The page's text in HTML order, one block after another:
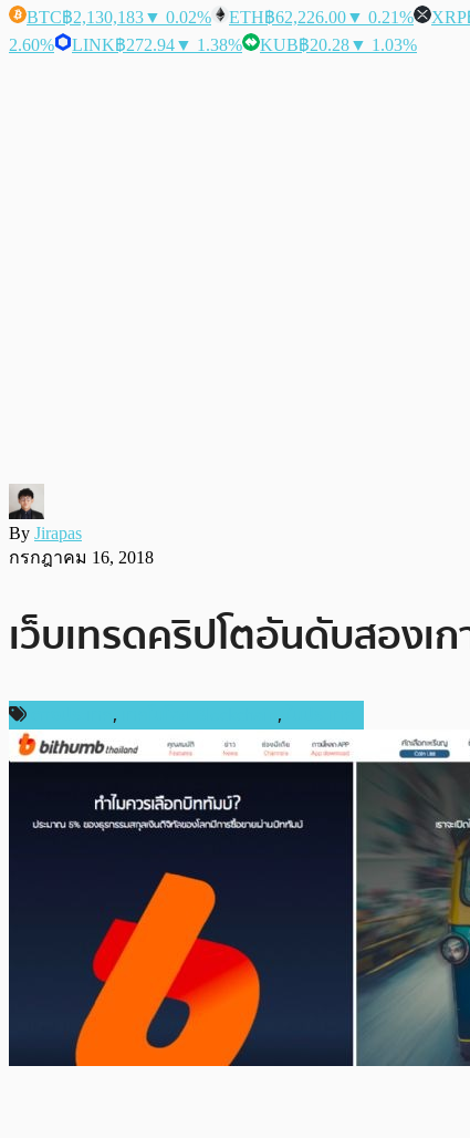
BTC฿2,130,183▼ 0.02% ETH฿62,226.00▼ 0.21% XRP
2.60%
LINK฿272.94▼ 1.38% KUB฿20.28▼ 1.03%
By Jirapas
กรกฎาคม 16, 2018
เว็บเทรดคริปโตอันดับสองเ
, ,